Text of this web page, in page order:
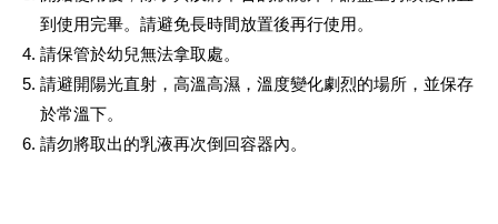
到使用完畢。請避免長時間放置後再行使用。
請保管於幼兒無法拿取處。
請避開陽光直射，高溫高濕，溫度變化劇烈的場所，並保存
於常溫下。
請勿將取出的乳液再次倒回容器內。